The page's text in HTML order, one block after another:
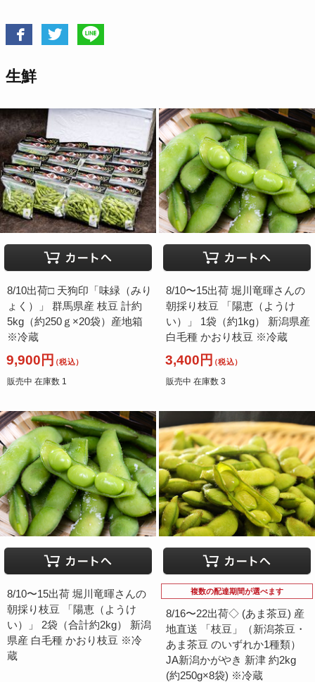
生鮮
8/10出荷□ 天狗印「味緑（みり
ょく）」 群馬県産 枝豆 計約
5kg（約250ｇ×20袋）産地箱
※冷蔵
9,900円（税込）
販売中 在庫数 1
8/10〜15出荷 堀川竜暉さんの
朝採り枝豆 「陽恵（ようけ
い）」 1袋（約1kg） 新潟県産
白毛種 かおり枝豆 ※冷蔵
3,400円（税込）
販売中 在庫数 3
8/10〜15出荷 堀川竜暉さんの
朝採り枝豆 「陽恵（ようけ
い）」 2袋（合計約2kg） 新潟
県産 白毛種 かおり枝豆 ※冷
蔵
複数の配達期間が選べます
8/16〜22出荷◇ (あま茶豆) 産
地直送 「枝豆」（新潟茶豆・
あま茶豆 のいずれか1種類）
JA新潟かがやき 新津 約2kg
(約250g×8袋) ※冷蔵